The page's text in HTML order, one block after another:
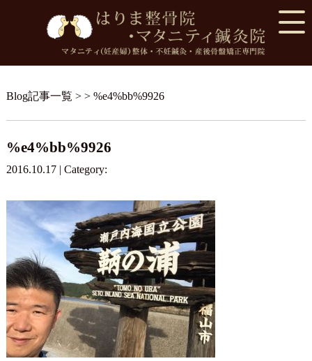
Blog記事一覧 > > %e4%bb%9926
%e4%bb%9926
2016.10.17 | Category: